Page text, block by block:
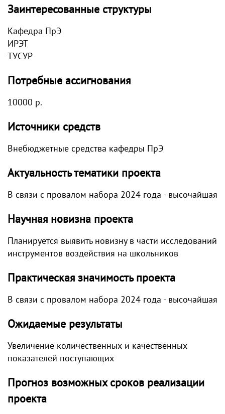
Заинтересованные структуры
Кафедра ПрЭ
ИРЭТ
ТУСУР
Потребные ассигнования
10000 р.
Источники средств
Внебюджетные средства кафедры ПрЭ
Актуальность тематики проекта
В связи с провалом набора 2024 года - высочайшая
Научная новизна проекта
Планируется выявить новизну в части исследований
инструментов воздействия на школьников
Практическая значимость проекта
В связи с провалом набора 2024 года - высочайшая
Ожидаемые результаты
Увеличение количественных и качественных
показателей поступающих
Прогноз возможных сроков реализации
проекта